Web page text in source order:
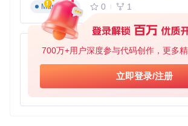
700万+用户深度参与代码创作，更多
立即登录/注册
Markdown
0 1
py-xiaozhi
Python
0 1